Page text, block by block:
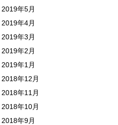
2019年5月
2019年4月
2019年3月
2019年2月
2019年1月
2018年12月
2018年11月
2018年10月
2018年9月